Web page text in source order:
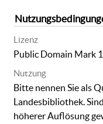
Lizenz
Public Domain Mark
Nutzung
Bitte nennen Sie als
Landesbibliothek.
höherer Auflösung